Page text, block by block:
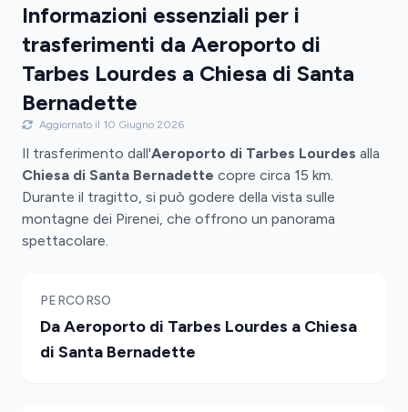
Informazioni essenziali per i
trasferimenti da Aeroporto di
Tarbes Lourdes a Chiesa di Santa
Bernadette
Aggiornato il 10 Giugno 2026
Il trasferimento dall'Aeroporto di Tarbes Lourdes alla
Chiesa di Santa Bernadette copre circa 15 km.
Durante il tragitto, si può godere della vista sulle
montagne dei Pirenei, che offrono un panorama
spettacolare.
PERCORSO
Da Aeroporto di Tarbes Lourdes a Chiesa
di Santa Bernadette